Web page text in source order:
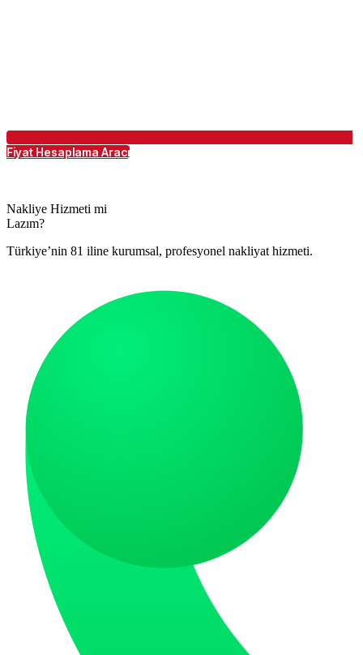
Fiyat Hesaplama Aracı
Nakliye Hizmeti mi
Lazım?
Türkiye’nin 81 iline kurumsal, profesyonel nakliyat hizmeti.